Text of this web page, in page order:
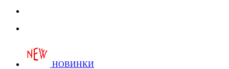
НОВИНКИ